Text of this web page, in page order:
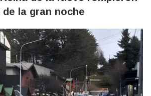
la gran noche